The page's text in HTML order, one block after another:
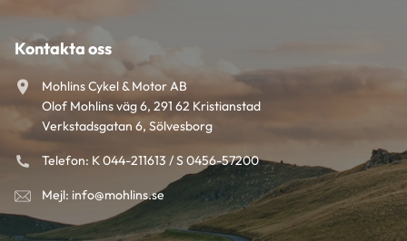
Kontakta oss
Mohlins Cykel & Motor AB
Olof Mohlins väg 6, 291 62 Kristianstad
Verkstadsgatan 6, Sölvesborg
Telefon: K 044-211613 / S 0456-57200
Mejl: info@mohlins.se